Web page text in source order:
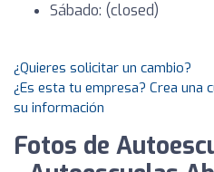
Sábado: (closed)
¿Quieres solicitar un cambio?
¿Es esta tu empresa? Crea
su información
Fotos de